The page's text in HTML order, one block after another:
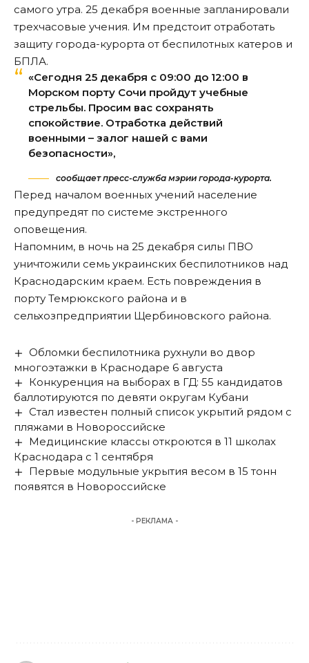
самого утра. 25 декабря военные запланировали
трехчасовые учения. Им предстоит отработать
защиту города-курорта от беспилотных катеров и
БПЛА.
«Сегодня 25 декабря с 09:00 до 12:00 в
Морском порту Сочи пройдут учебные
стрельбы. Просим вас сохранять
спокойствие. Отработка действий
военными – залог нашей с вами
безопасности»,
сообщает пресс-служба мэрии города-курорта.
Перед началом военных учений население
предупредят по системе экстренного
оповещения.
Напомним, в ночь на 25 декабря силы ПВО
уничтожили семь украинских беспилотников над
Краснодарским краем. Есть повреждения в
порту Темрюкского района и в
сельхозпредприятии Щербиновского района.
Обломки беспилотника рухнули во двор
многоэтажки в Краснодаре 6 августа
Конкуренция на выборах в ГД: 55 кандидатов
баллотируются по девяти округам Кубани
Стал известен полный список укрытий рядом с
пляжами в Новороссийске
Медицинские классы откроются в 11 школах
Краснодара с 1 сентября
Первые модульные укрытия весом в 15 тонн
появятся в Новороссийске
- РЕКЛАМА -